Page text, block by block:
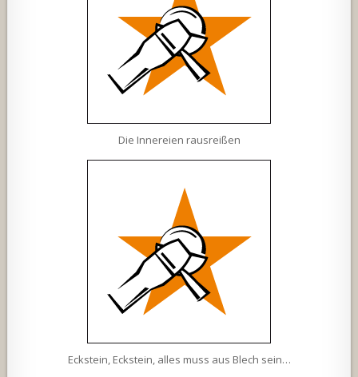
Die Innereien rausreißen
Eckstein, Eckstein, alles muss aus Blech sein…